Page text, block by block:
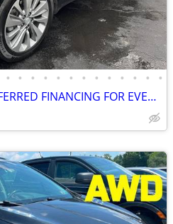
• • • • • • • • • • • • •
2018 BUICK ENCORE PREFERRED FINANCING FOR EVERYONE !!